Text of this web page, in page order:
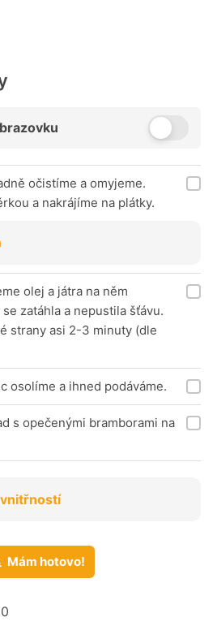
očistíme a omyjeme.
a nakrájíme na plátky.
olej a játra na něm
zatáhla a nepustila šťávu.
strany asi 2-3 minuty (dle
osolíme a ihned podáváme.
s opečenými bramborami na
Mám hotovo!